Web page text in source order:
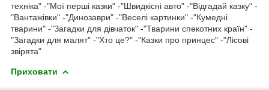
техніка" -"Мої перші казки" -"Швидкісні авто" -"Відгадай казку" -
"Вантажівки" -"Динозаври" -"Веселі картинки" -"Кумедні
тварини" -"Загадки для дівчаток" -"Тварини спекотних країн" -
"Загадки для малят" -"Хто це?" -"Казки про принцес" -"Лісові
звірята"
Приховати